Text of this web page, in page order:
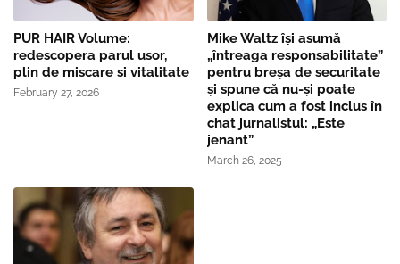
PUR HAIR Volume:
redescopera parul usor,
plin de miscare si vitalitate
February 27, 2026
Mike Waltz îşi asumă
„întreaga responsabilitate”
pentru breşa de securitate
și spune că nu-și poate
explica cum a fost inclus în
chat jurnalistul: „Este
jenant”
March 26, 2025